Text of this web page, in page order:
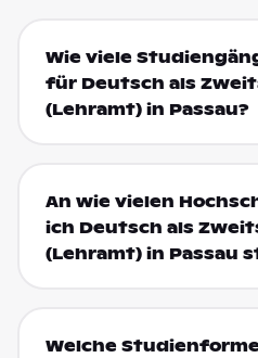
Wie viele
für Deutsch als
(Lehramt) in Passau?
An wie vielen
ich Deutsch als
(Lehramt) in Passau
Welche